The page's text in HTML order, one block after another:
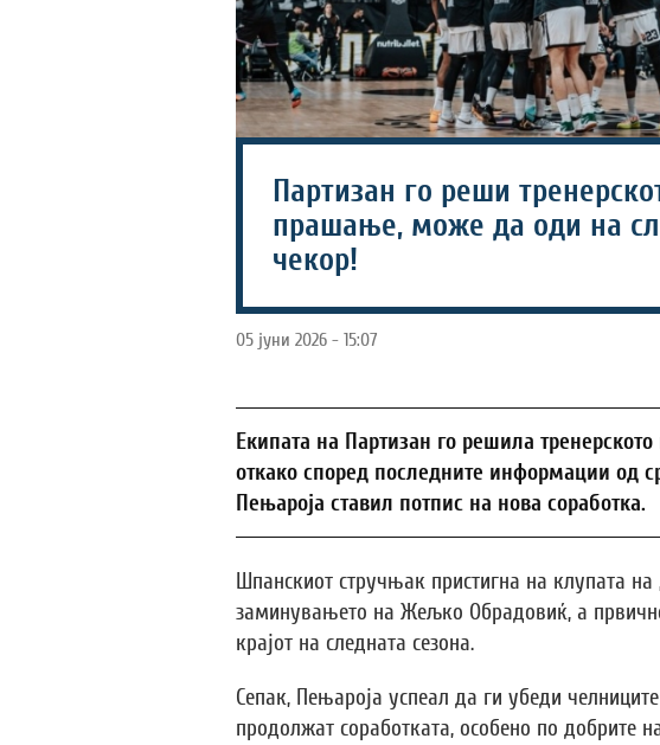
Партизан го реши
прашање, може да оди на
чекор!
05 јуни 2026 - 15:07
Екипата на Партизан го решила
откако според последните информации од
Пењароја ставил потпис на нова соработка.
Шпанскиот стручњак пристигна на клупата на
заминувањето на Жељко Обрадовиќ, а
крајот на следната сезона.
Сепак, Пењароја успеал да ги убеди
продолжат соработката, особено по добрите